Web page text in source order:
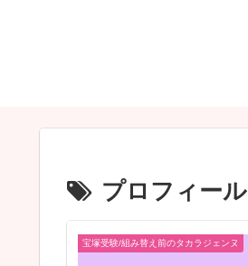
プロフィール
宝塚受験/組み替え前のタカラジェンヌ